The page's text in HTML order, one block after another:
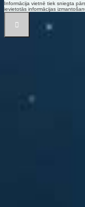
Informācija vietnē tiek sniegta
ievietotās informācijas